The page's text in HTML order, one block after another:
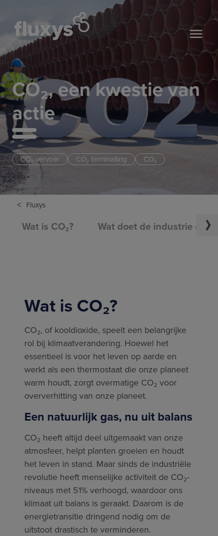
CO₂ vervoer CO₂ terminalling CO₂
CO₂, een kwestie van
actie
< Fluxys
Wat is CO₂? Wat doet de industrie om
Wat is CO₂?
CO₂, of kooldioxide, speelt een belangrijke
rol bij klimaatverandering. Hoewel het
essentieel is voor het leven op aarde en
werkt als een thermostaat die onze planeet
warm houdt, zorgt overmatige CO₂ voor
oververhitting van onze planeet.
Een natuurlijk gas, nu uit balans
CO₂ heeft altijd deel uitgemaakt van onze
atmosfeer, helpt planten groeien en houdt
het leven in stand. Maar sinds de industriële
revolutie heeft menselijke activiteit de CO₂-
niveaus met 51% verhoogd, waardoor ons
klimaat uit balans is geraakt. Daarom is de
energietransitie dringend nodig om de
uitstoot drastisch te verminderen.